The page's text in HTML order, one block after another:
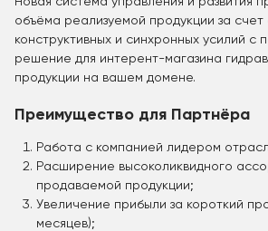
объёма реализуемой продукции за счет
конструктивных и синхронных усилий с
решение для интерент-магазина
продукции на вашем домене.
Преимущество для Партнёра
Работа с компанией лидером
Расширение высоколиквидного
продаваемой продукции;
Увеличение прибыли за короткий
месяцев);